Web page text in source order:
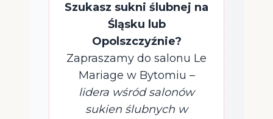
Szukasz sukni ślubnej na
Śląsku lub
Opolszczyźnie?
Zapraszamy do salonu Le
Mariage w Bytomiu –
lidera wśród salonów
sukien ślubnych w